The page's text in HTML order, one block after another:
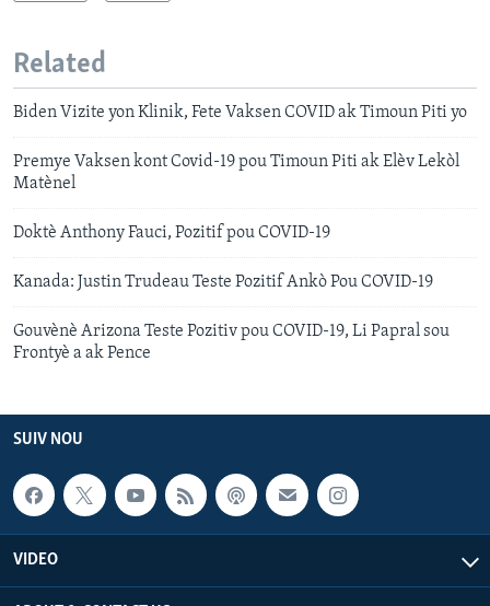
Related
Biden Vizite yon Klinik, Fete Vaksen COVID ak Timoun Piti yo
Premye Vaksen kont Covid-19 pou Timoun Piti ak Elèv Lekòl
Matènel
Doktè Anthony Fauci, Pozitif pou COVID-19
Kanada: Justin Trudeau Teste Pozitif Ankò Pou COVID-19
Gouvènè Arizona Teste Pozitiv pou COVID-19, Li Papral sou
Frontyè a ak Pence
SUIV NOU
VIDEO